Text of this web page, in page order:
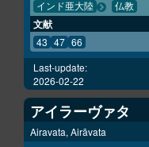
インド亜大陸 仏教
文献
43 47 66
Last-update:
2026-02-22
アイラーヴァタ
Airavata, Airāvata